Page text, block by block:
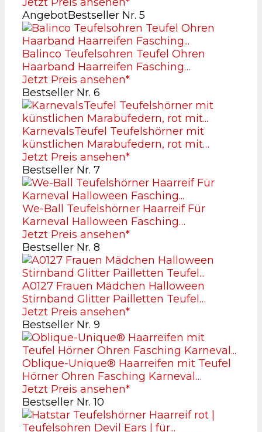
AngebotBestseller Nr. 5
Balinco Teufelsohren Teufel Ohren
Haarband Haarreifen Fasching…
Jetzt Preis ansehen*
Bestseller Nr. 6
KarnevalsTeufel Teufelshörner mit
künstlichen Marabufedern, rot mit…
Jetzt Preis ansehen*
Bestseller Nr. 7
We-Ball Teufelshörner Haarreif Für
Karneval Halloween Fasching…
Jetzt Preis ansehen*
Bestseller Nr. 8
A0127 Frauen Mädchen Halloween
Stirnband Glitter Pailletten Teufel…
Jetzt Preis ansehen*
Bestseller Nr. 9
Oblique-Unique® Haarreifen mit Teufel
Hörner Ohren Fasching Karneval…
Jetzt Preis ansehen*
Bestseller Nr. 10